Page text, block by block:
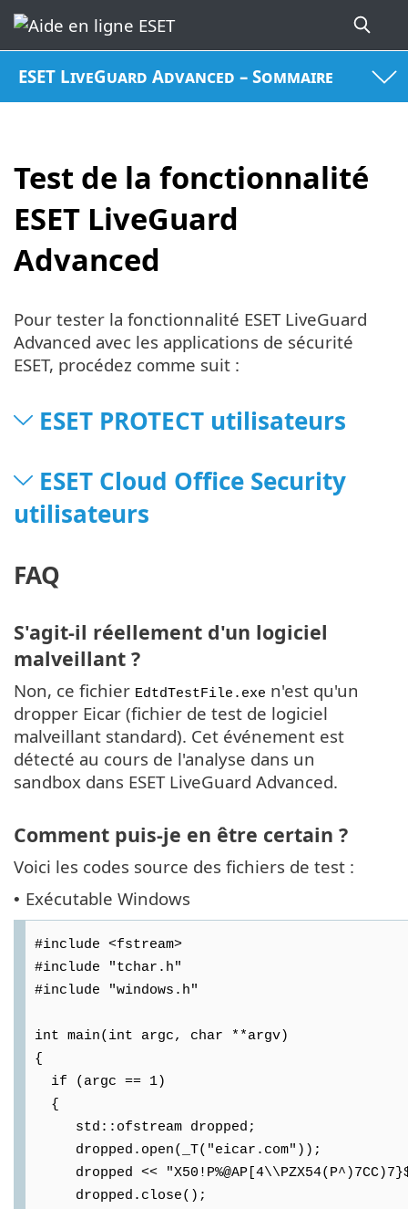
ESET LiveGuard Advanced – Sommaire
Test de la fonctionnalité
ESET LiveGuard
Advanced
Pour tester la fonctionnalité ESET LiveGuard
Advanced avec les applications de sécurité
ESET, procédez comme suit :
ESET PROTECT utilisateurs
ESET Cloud Office Security
utilisateurs
FAQ
S'agit-il réellement d'un logiciel
malveillant ?
Non, ce fichier EdtdTestFile.exe n'est qu'un
dropper Eicar (fichier de test de logiciel
malveillant standard). Cet événement est
détecté au cours de l'analyse dans un
sandbox dans ESET LiveGuard Advanced.
Comment puis-je en être certain ?
Voici les codes source des fichiers de test :
• Exécutable Windows
#include <fstream>
#include "tchar.h"
#include "windows.h"
int main(int argc, char **argv)
{
if (argc == 1)
{
std::ofstream dropped;
dropped.open(_T("eicar.com"));
dropped <<
dropped.close();